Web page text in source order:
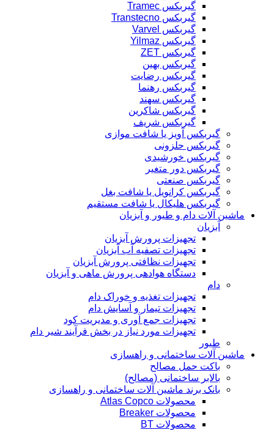
گیربکس Tramec
گیربکس Transtecno
گیربکس Varvel
گیربکس Yilmaz
گیربکس ZET
گیربکس بهین
گیربکس رضایت
گیربکس رهنما
گیربکس سهند
گیربکس شاکرین
گیربکس شریف
گیربکس آویز یا شافت موازی
گیربکس حلزونی
گیربکس خورشیدی
گیربکس دور متغیر
گیربکس صنعتی
گیربکس کرانویل یا شافت بغل
گیربکس هلیکال یا شافت مستقیم
ماشین آلات دام و طیور و آبزیان
آبزیان
تجهیزات پرورش آبزیان
تجهیزات تصفیه آب آبزیان
تجهیزات نظافتی پرورش آبزیان
دستگاه هوادهی پرورش ماهی و آبزیان
دام
تجهیزات تغذیه و خوراک دام
تجهیزات تیمار و آسایش دام
تجهیزات جمع آوری و مدیریت کود
تجهیزات مورد نیاز در بخش فرآیند شیر دام
طیور
ماشین آلات ساختمانی و راهسازی
باکت حمل مصالح
بالابر ساختمانی (مصالح)
بانک برند ماشین آلات ساختمانی و راهسازی
محصولات Atlas Copco
محصولات Breaker
محصولات BT